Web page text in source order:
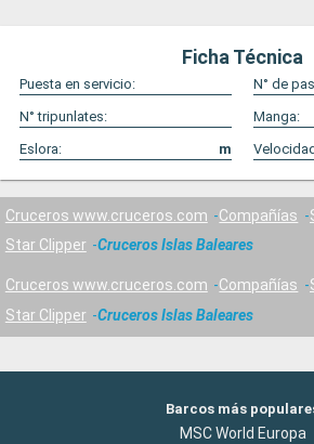
Ficha Técnica
Puesta en servicio:
N° de
N° tripunlates:
Manga:
Eslora:
m
Cruceros www.cruceros.com Compañías
Star Clipper
Cruceros Islas Baleares
Cruceros www.cruceros.com Compañías
Star Clipper
Cruceros Islas Baleares
Barcos más
MSC World Europa